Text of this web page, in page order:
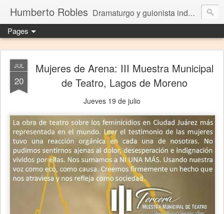
Humberto Robles Dramaturgo y guionista independiente
Pages
JUL
20
Mujeres de Arena: III Muestra Municipal
de Teatro, Lagos de Moreno
Jueves 19 de julio